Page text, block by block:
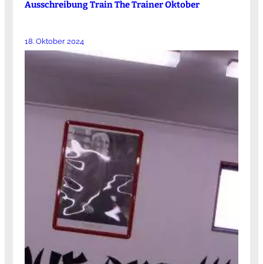
Ausschreibung Train The Trainer Oktober
18. Oktober 2024